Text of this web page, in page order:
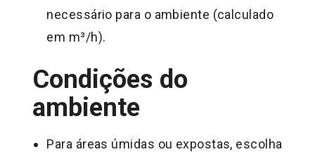
necessário para o ambiente (calculado
em m³/h).
Condições do
ambiente
Para áreas úmidas ou expostas, escolha